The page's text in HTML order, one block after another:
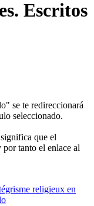
Escritos
se te redireccionará
seleccionado.
que el
tanto el enlace al
religieux en